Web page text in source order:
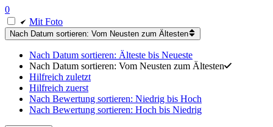
0
Mit Foto
Nach Datum sortieren: Vom Neusten zum Ältesten
Nach Datum sortieren: Älteste bis Neueste
Nach Datum sortieren: Vom Neusten zum Ältesten
Hilfreich zuletzt
Hilfreich zuerst
Nach Bewertung sortieren: Niedrig bis Hoch
Nach Bewertung sortieren: Hoch bis Niedrig